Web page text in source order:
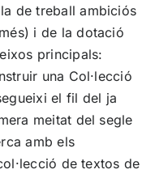
de treball ambiciós
i de la dotació
principals:
una Col·lecció
el fil del ja
meitat del segle
amb els
de textos de